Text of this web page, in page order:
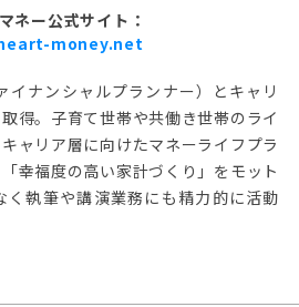
ネー公式サイト：
money.net
イナンシャルプランナー）とキャリ
得。子育て世帯や共働き世帯のライ
ャリア層に向けたマネーライフプラ
幸福度の高い家計づくり」をモット
く執筆や講演業務にも精力的に活動